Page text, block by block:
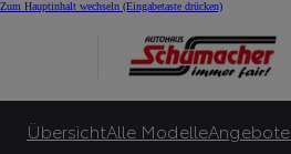
Zum Hauptinhalt wechseln (Eingabetaste drücken)
ÜbersichtAlle ModelleAngebote
Viele Toyota Hybrid-